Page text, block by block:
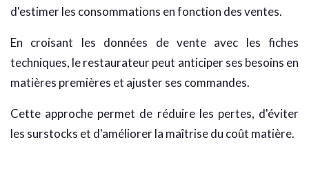
d'estimer les consommations en fonction des ventes.
En croisant les données de vente avec les fiches
techniques, le restaurateur peut anticiper ses besoins en
matières premières et ajuster ses commandes.
Cette approche permet de réduire les pertes, d'éviter
les surstocks et d'améliorer la maîtrise du coût matière.